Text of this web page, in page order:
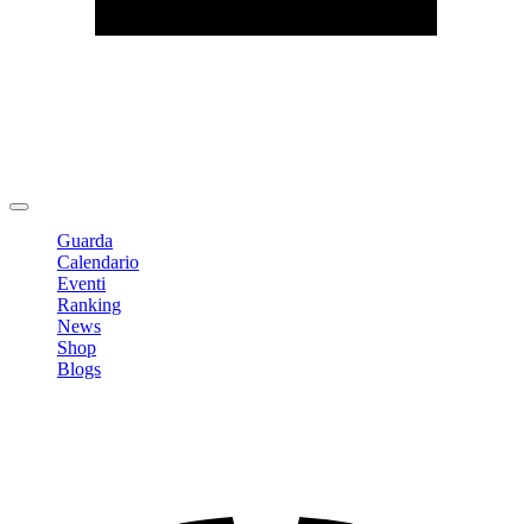
Guarda
Calendario
Eventi
Ranking
News
Shop
Blogs